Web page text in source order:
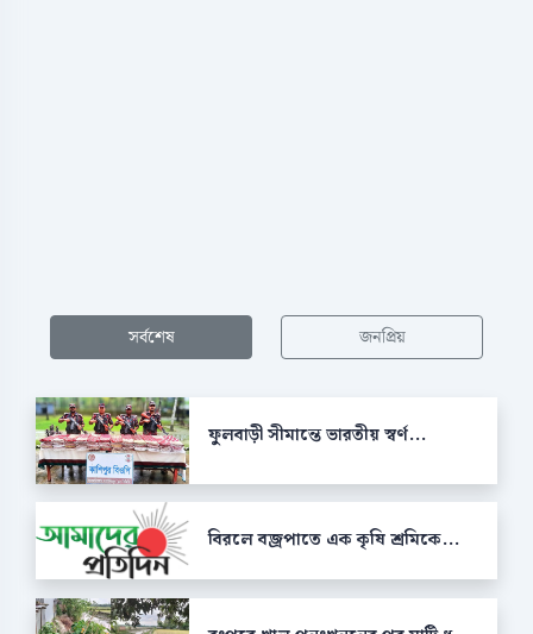
সর্বশেষ জনপ্রিয়
ফুলবাড়ী সীমান্তে ভারতীয় স্বর্ণ...
বিরলে বজ্রপাতে এক কৃষি শ্রমিকে...